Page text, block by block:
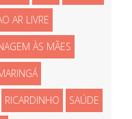
AR LIVRE
ÀS MÃES
RICARDINHO SAÚDE